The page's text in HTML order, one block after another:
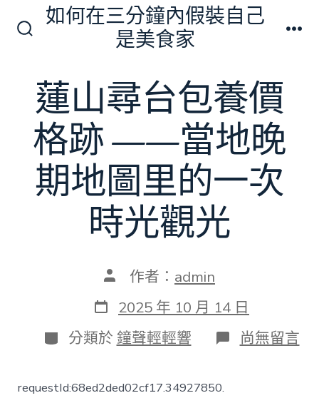
換
開
關
如何在三分鐘內假裝自己
是美食家
蓮山尋台包養價
格跡 ——當地晚
期地圖里的一次
時光觀光
文
作
者
作者： admin
發
表
日
期
2025 年 10 月 14 日
分
類
分類於 鐘聲輕輕響 在
〈蓮
尚無留言
requestId:68ed2ded02cf17.34927850.